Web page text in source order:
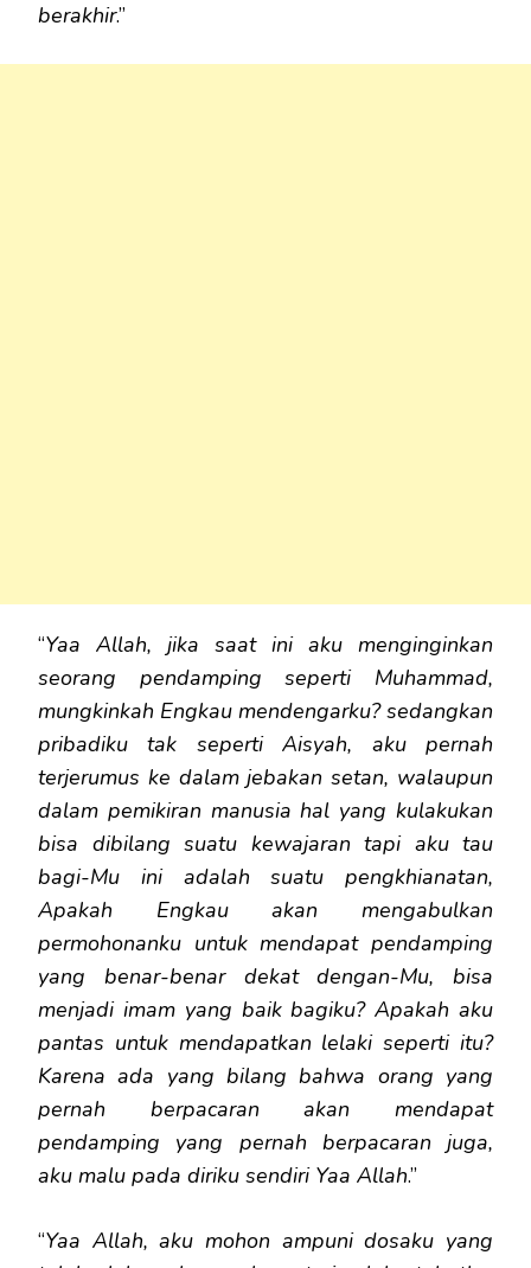
berakhir.”
“Yaa Allah, jika saat ini aku menginginkan
seorang pendamping seperti Muhammad,
mungkinkah Engkau mendengarku? sedangkan
pribadiku tak seperti Aisyah, aku pernah
terjerumus ke dalam jebakan setan, walaupun
dalam pemikiran manusia hal yang kulakukan
bisa dibilang suatu kewajaran tapi aku tau
bagi-Mu ini adalah suatu pengkhianatan,
Apakah Engkau akan mengabulkan
permohonanku untuk mendapat pendamping
yang benar-benar dekat dengan-Mu, bisa
menjadi imam yang baik bagiku? Apakah aku
pantas untuk mendapatkan lelaki seperti itu?
Karena ada yang bilang bahwa orang yang
pernah berpacaran akan mendapat
pendamping yang pernah berpacaran juga,
aku malu pada diriku sendiri Yaa Allah.”
“Yaa Allah, aku mohon ampuni dosaku yang